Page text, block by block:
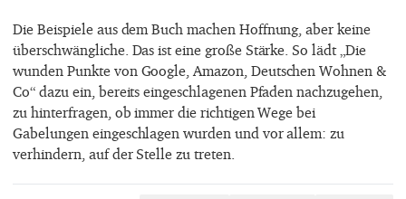
Die Beispiele aus dem Buch machen Hoffnung, aber keine
überschwängliche. Das ist eine große Stärke. So lädt „Die
wunden Punkte von Google, Amazon, Deutschen Wohnen &
Co“ dazu ein, bereits eingeschlagenen Pfaden nachzugehen,
zu hinterfragen, ob immer die richtigen Wege bei
Gabelungen eingeschlagen wurden und vor allem: zu
verhindern, auf der Stelle zu treten.